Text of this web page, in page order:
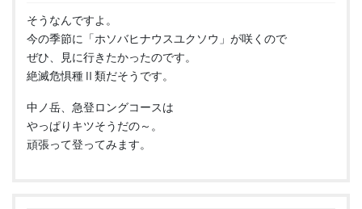
そうなんですよ。
今の季節に「ホソバヒナウスユクソウ」が咲くので
ぜひ、見に行きたかったのです。
絶滅危惧種Ⅱ類だそうです。
中ノ岳、急登ロングコースは
やっぱりキツそうだの～。
頑張って登ってみます。